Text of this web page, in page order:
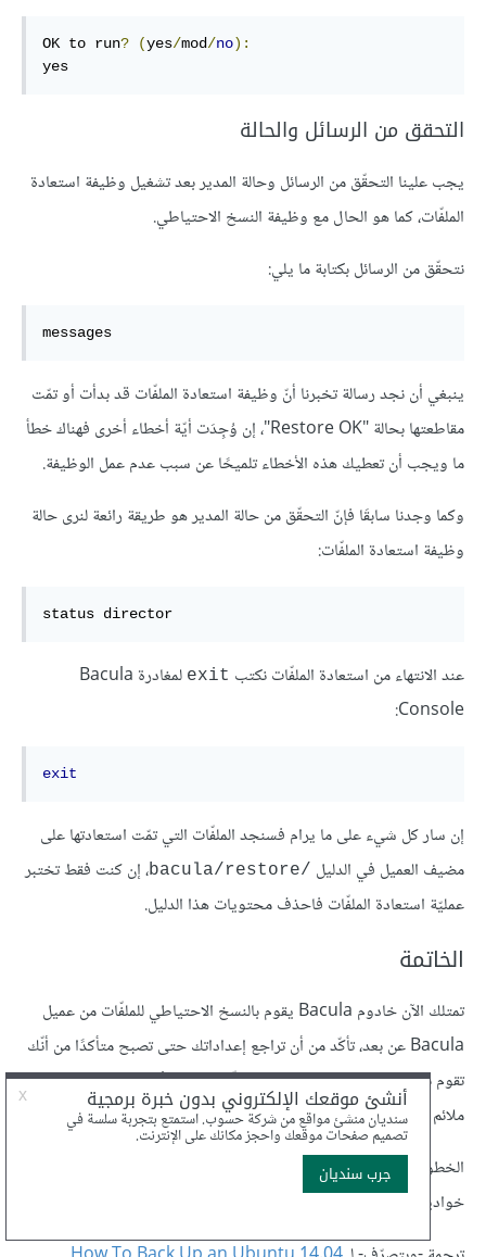
OK to run? (yes/mod/no):
yes
التحقق من الرسائل والحالة
يجب علينا التحقّق من الرسائل وحالة المدير بعد تشغيل وظيفة استعادة
الملفّات، كما هو الحال مع وظيفة النسخ الاحتياطي.
نتحقّق من الرسائل بكتابة ما يلي:
messages
ينبغي أن نجد رسالة تخبرنا أنّ وظيفة استعادة الملفّات قد بدأت أو تمّت
مقاطعتها بحالة "Restore OK"، إن وُجِدَت أيّة أخطاء أخرى فهناك خطأ
ما ويجب أن تعطيك هذه الأخطاء تلميحًا عن سبب عدم عمل الوظيفة.
وكما وجدنا سابقَا فإنّ التحقّق من حالة المدير هو طريقة رائعة لنرى حالة
وظيفة استعادة الملفّات:
status director
عند الانتهاء من استعادة الملفّات نكتب exit
لمغادرة Bacula
Console:
exit
إن سار كل شيء على ما يرام فسنجد الملفّات التي تمّت استعادتها على
مضيف العميل في الدليل /bacula/restore
، إن كنت فقط تختبر
عمليّة استعادة الملفّات فاحذف محتويات هذا الدليل.
الخاتمة
تمتلك الآن خادوم Bacula يقوم بالنسخ الاحتياطي للملفّات من عميل
Bacula عن بعد، تأكّد من أن تراجع إعداداتك حتى تصبح متأكدًا من أنّك
تقوم بالنسخ الاحتياطي لمجموعة الملفّات FileSets الصحيحة، وبجدول
ملائم لاحتياجاتك.
الخطوة القادمة التي يجب فعلها هي أن تعيد الخطوات السابقة من أجل
خواديم Ubuntu الإضافية التي تريد عمل نسخ احتياطي لها.